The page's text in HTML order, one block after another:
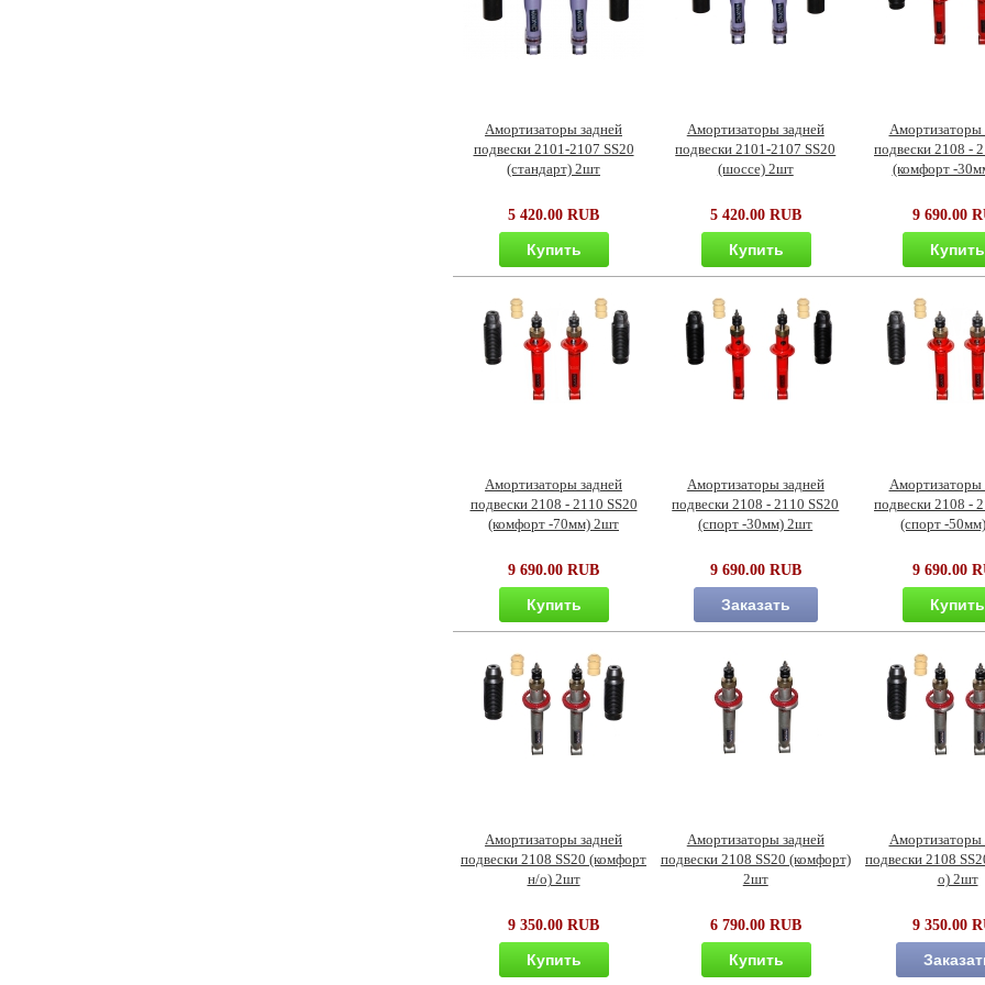
Амортизаторы задней
подвески 2101-2107 SS20
(стандарт) 2шт
5 420.00 RUB
Купить
Амортизаторы задней
подвески 2101-2107 SS20
(шоссе) 2шт
5 420.00 RUB
Купить
Амортизаторы
подвески 2108 -
(комфорт -
9 690.00
Купить
Амортизаторы задней
подвески 2108 - 2110 SS20
(комфорт -70мм) 2шт
9 690.00 RUB
Купить
Амортизаторы задней
подвески 2108 - 2110 SS20
(спорт -30мм) 2шт
9 690.00 RUB
Заказать
Амортизаторы
подвески 2108 -
(спорт -
9 690.00
Купить
Амортизаторы задней
подвески 2108 SS20 (комфорт
н/о) 2шт
9 350.00 RUB
Купить
Амортизаторы задней
подвески 2108 SS20 (комфорт)
2шт
6 790.00 RUB
Купить
Амортизаторы
подвески 2108
о) 2шт
9 350.00